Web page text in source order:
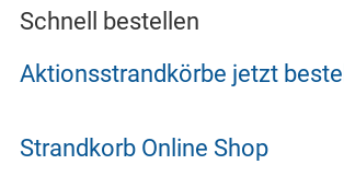
Schnell bestellen
Aktionsstrandkörbe jetzt
Strandkorb Online Shop